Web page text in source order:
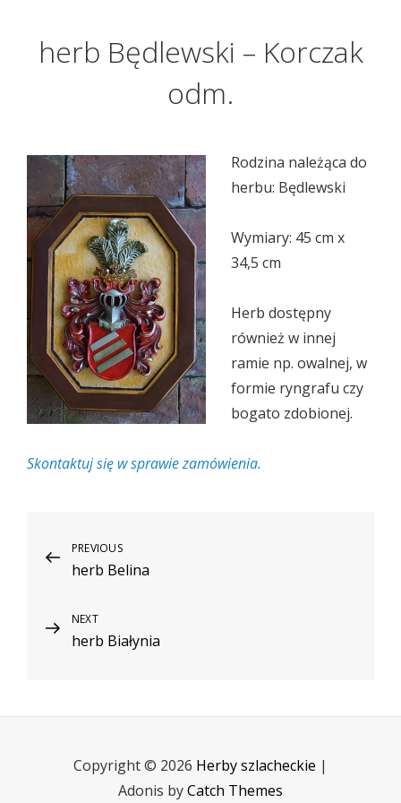
herb Będlewski – Korczak
odm.
Rodzina należąca do
herbu: Będlewski
Wymiary: 45 cm x
34,5 cm
Herb dostępny
również w innej
ramie np. owalnej, w
formie ryngrafu czy
bogato zdobionej.
Skontaktuj się w sprawie zamówienia.
Nawigacja
wpisu
Previous
Post
PREVIOUS
herb Belina
Next
Post
NEXT
herb Białynia
Copyright © 2026 Herby szlacheckie |
Adonis byCatch Themes